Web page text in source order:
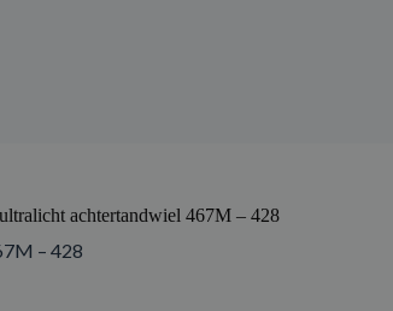
achtertandwiel 467M – 428
– 428